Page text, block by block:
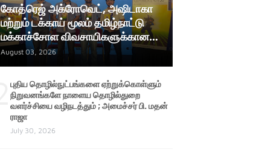
கோத்ரெஜ் அக்ரோவெட், அஷிடாகா
மற்றும் டக்காய் மூலம் தமிழ்நாட்டு
மக்காச்சோள விவசாயிகளுக்கான
ஆதரவை மேலும் வலுப்படுத்துகிறது
August 03, 2026
புதிய தொழில்நுட்பங்களை ஏற்றுக்கொள்ளும்
நிறுவனங்களே நாளைய தொழில்துறை
வளர்ச்சியை வழிநடத்தும் ; அமைச்சர் பி. மதன்
ராஜா
July 30, 2026